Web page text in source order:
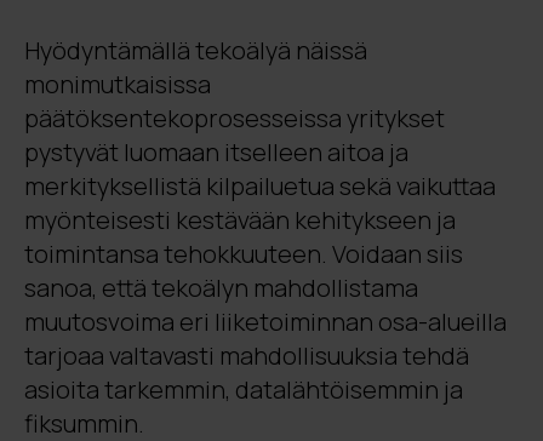
Hyödyntämällä tekoälyä näissä
monimutkaisissa
päätöksentekoprosesseissa yritykset
pystyvät luomaan itselleen aitoa ja
merkityksellistä kilpailuetua sekä vaikuttaa
myönteisesti kestävään kehitykseen ja
toimintansa tehokkuuteen. Voidaan siis
sanoa, että tekoälyn mahdollistama
muutosvoima eri liiketoiminnan osa-alueilla
tarjoaa valtavasti mahdollisuuksia tehdä
asioita tarkemmin, datalähtöisemmin ja
fiksummin.